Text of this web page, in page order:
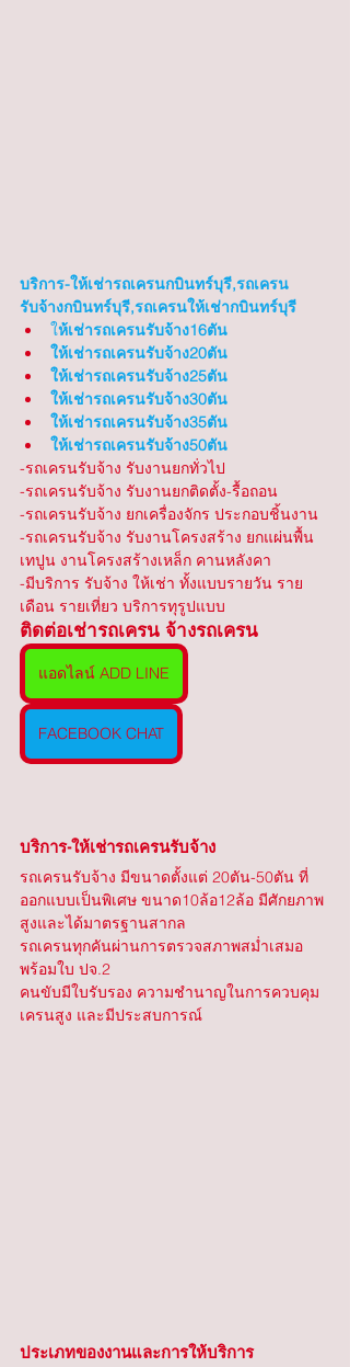
บริการ-ให้เช่ารถเครนกบินทร์บุรี,รถเครน
รับจ้างกบินทร์บุรี,รถเครนให้เช่ากบินทร์บุรี
ให้เช่ารถเครนรับจ้าง16ตัน
ให้เช่ารถเครนรับจ้าง20ตัน
ให้เช่ารถเครนรับจ้าง25ตัน
ให้เช่ารถเครนรับจ้าง30ตัน
ให้เช่ารถเครนรับจ้าง35ตัน
ให้เช่ารถเครนรับจ้าง50ตัน
-รถเครนรับจ้าง รับงานยกทั่วไป
-รถเครนรับจ้าง รับงานยกติดตั้ง-รื้อถอน
-รถเครนรับจ้าง ยกเครื่องจักร ประกอบชิ้นงาน
-รถเครนรับจ้าง รับงานโครงสร้าง ยกแผ่นพื้น
เทปูน งานโครงสร้างเหล็ก คานหลังคา
-มีบริการ รับจ้าง ให้เช่า ทั้งแบบรายวัน ราย
เดือน รายเที่ยว บริการทุรูปแบบ
ติดต่อเช่ารถเครน จ้างรถเครน
แอดไลน์ ADD LINE
FACEBOOK CHAT
บริการ-ให้เช่ารถเครนรับจ้าง
รถเครนรับจ้าง มีขนาดตั้งแต่ 20ตัน-50ตัน ที่
ออกแบบเป็นพิเศษ ขนาด10ล้อ12ล้อ มีศักยภาพ
สูงและได้มาตรฐานสากล
รถเครนทุกคันผ่านการตรวจสภาพสม่ำเสมอ
พร้อมใบ ปจ.2
คนขับมีใบรับรอง ความชำนาญในการควบคุม
เครนสูง และมีประสบการณ์
ประเภทของงานและการให้บริการ